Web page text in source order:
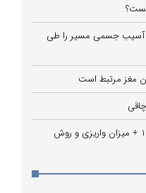
آسیب جسمی مسیر را طی
مغز مرتبط است
همه چیز در مورد واریز کالابرگ ۱۴۰۵ + میزان واریزی و روش